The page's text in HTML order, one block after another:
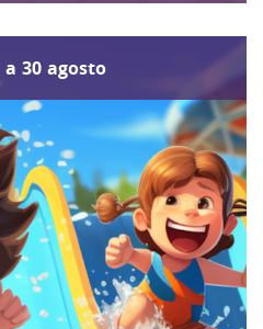
a 30 agosto